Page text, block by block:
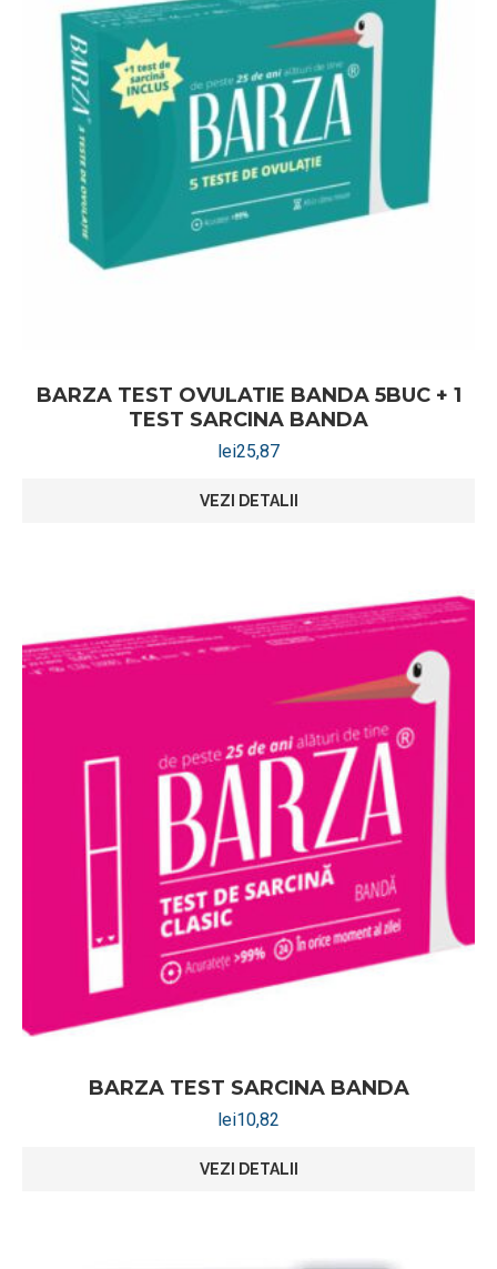
BARZA TEST OVULATIE BANDA 5BUC + 1
TEST SARCINA BANDA
lei25,87
VEZI DETALII
BARZA TEST SARCINA BANDA
lei10,82
VEZI DETALII